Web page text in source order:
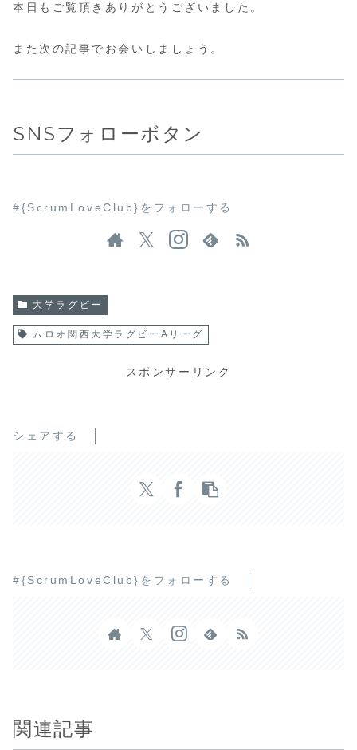
本日もご覧頂きありがとうございました。
また次の記事でお会いしましょう。
SNSフォローボタン
#{ScrumLoveClub}をフォローする
大学ラグビー
ムロオ関西大学ラグビーAリーグ
スポンサーリンク
シェアする
#{ScrumLoveClub}をフォローする
関連記事